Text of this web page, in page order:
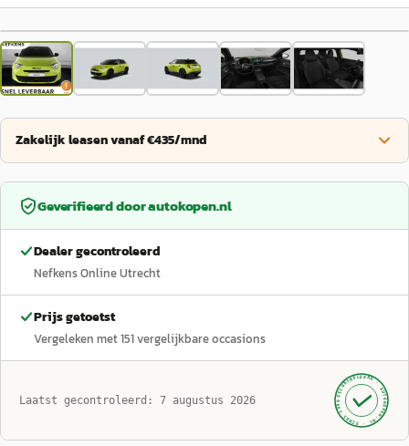
1/5
Zakelijk leasen vanaf €435/mnd
Geverifieerd doorautokopen.nl
Dealer gecontroleerd
Nefkens Online Utrecht
Prijs getoetst
Vergeleken met151vergelijkbare occasions
Laatst gecontroleerd: 7 augustus 2026 GECONTROLEERD ·
AUTOKOPEN.NL
· SINDS 1999 ·